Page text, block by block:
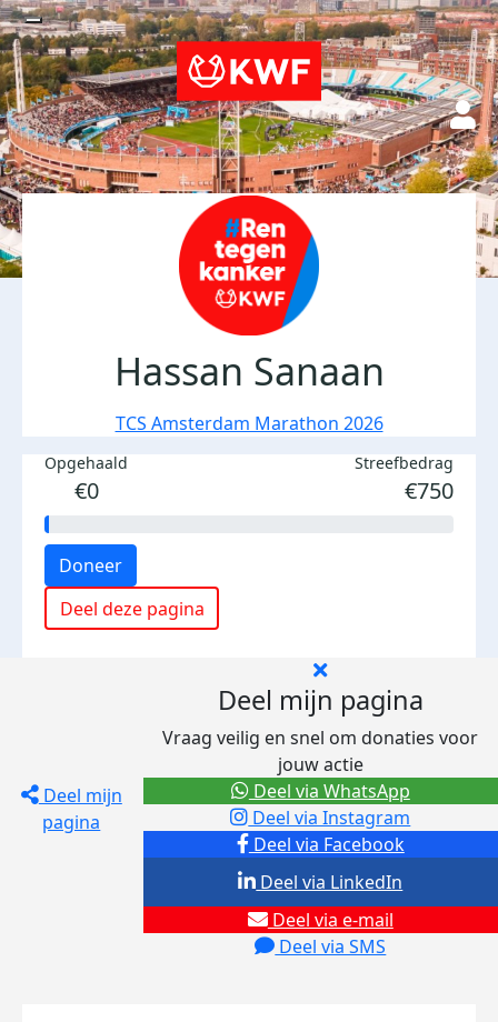
Hassan Sanaan
TCS Amsterdam Marathon 2026
Opgehaald
€0
Streefbedrag
€750
Doneer
Deel deze pagina
Deel mijn
pagina
Deel mijn pagina
Vraag veilig en snel om donaties voor
jouw actie
Deel via Facebook
Deel via Instagram
Deel via e-mail
Deel via SMS
Deel via LinkedIn
Deel via WhatsApp